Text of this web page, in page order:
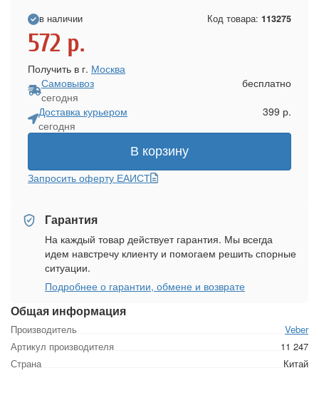
Общая информация
Производитель
Veber
Артикул производителя
11 247
Страна
Китай
в наличии Код товара: 113275
572 р.
Получить в г. Москва
Самовывоз
сегодня
бесплатно
Доставка курьером
сегодня
399 р.
В корзину
Запросить оферту ЕАИСТ
Гарантия
На каждый товар действует гарантия. Мы всегда
идем навстречу клиенту и помогаем решить спорные
ситуации.
Подробнее о гарантии, обмене и возврате